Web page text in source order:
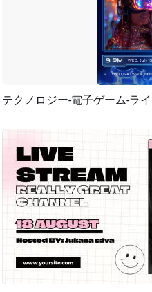
プレビュー
テクノロジー-電子ゲーム-ラ